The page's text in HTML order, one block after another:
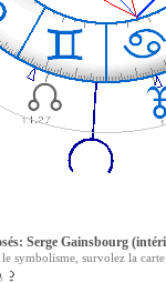
Serge Gainsbourg
symbolisme, survolez la